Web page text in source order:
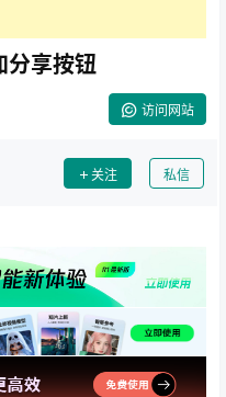
分享按钮
访问网站
关注 私信